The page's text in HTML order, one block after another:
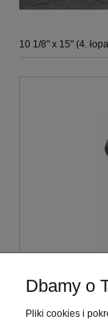
10 1/8" x 15" (4.
Śruba
Dbamy o
Pliki cookies i